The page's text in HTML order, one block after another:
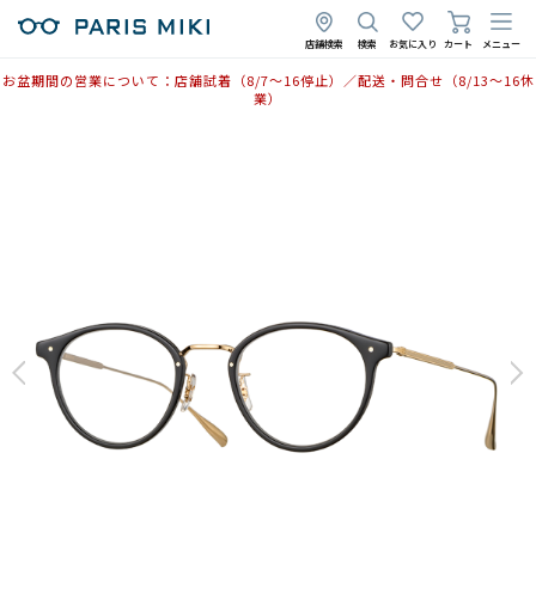
店舗検索 検索 お気に入り カート メニュー
お盆期間の営業について：店舗試着（8/7〜16停止）／配送・問合せ（8/13〜16休
業）
2026年2月10日
2026年1月26日